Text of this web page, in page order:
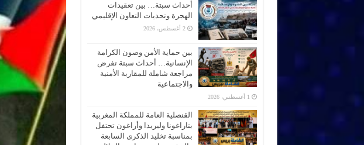
أحداث سبتة… بين تعقيدات
الهجرة وتحديات التعاون الإقليمي
2 أغسطس، 2026
بين حماية الأمن وصون الكرامة
الإنسانية… أحداث سبتة تفرض
مراجعة شاملة للمقاربة الأمنية
والاجتماعية
1 أغسطس، 2026
القنصلية العامة للمملكة المغربية
بتاراغونا وليريدا وأراغون تحتفل
بمناسبة تخليد الذكرى السابعة